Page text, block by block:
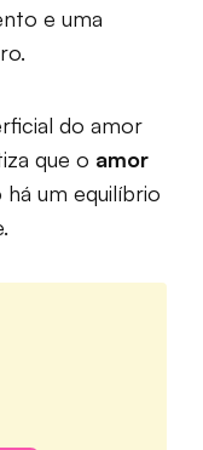
e uma
do amor
que o amor
um equilíbrio